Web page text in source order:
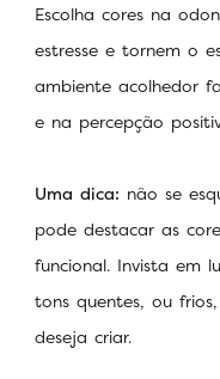
Escolha cores na
estresse e tornem o
ambiente acolhedor
e na percepção
Uma dica: não se
pode destacar as
funcional. Invista em
tons quentes, ou
deseja criar.